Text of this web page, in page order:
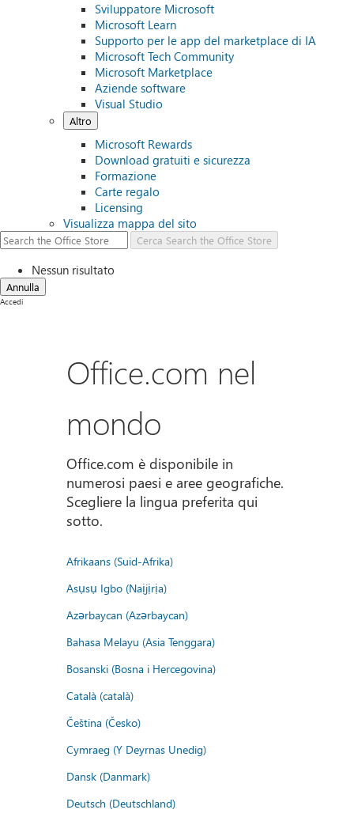
Sviluppatore Microsoft
Microsoft Learn
Supporto per le app del marketplace di IA
Microsoft Tech Community
Microsoft Marketplace
Aziende software
Visual Studio
Altro
Microsoft Rewards
Download gratuiti e sicurezza
Formazione
Carte regalo
Licensing
Visualizza mappa del sito
Cerca Search the Office Store
Nessun risultato
Annulla
Accedi
Office.com nel
mondo
Office.com è disponibile in
numerosi paesi e aree geografiche.
Scegliere la lingua preferita qui
sotto.
Afrikaans (Suid-Afrika)
Asụsụ Igbo (Naịjịrịa)
Azərbaycan (Azərbaycan)
Bahasa Melayu (Asia Tenggara)
Bosanski (Bosna i Hercegovina)
Català (català)
Čeština (Česko)
Cymraeg (Y Deyrnas Unedig)
Dansk (Danmark)
Deutsch (Deutschland)